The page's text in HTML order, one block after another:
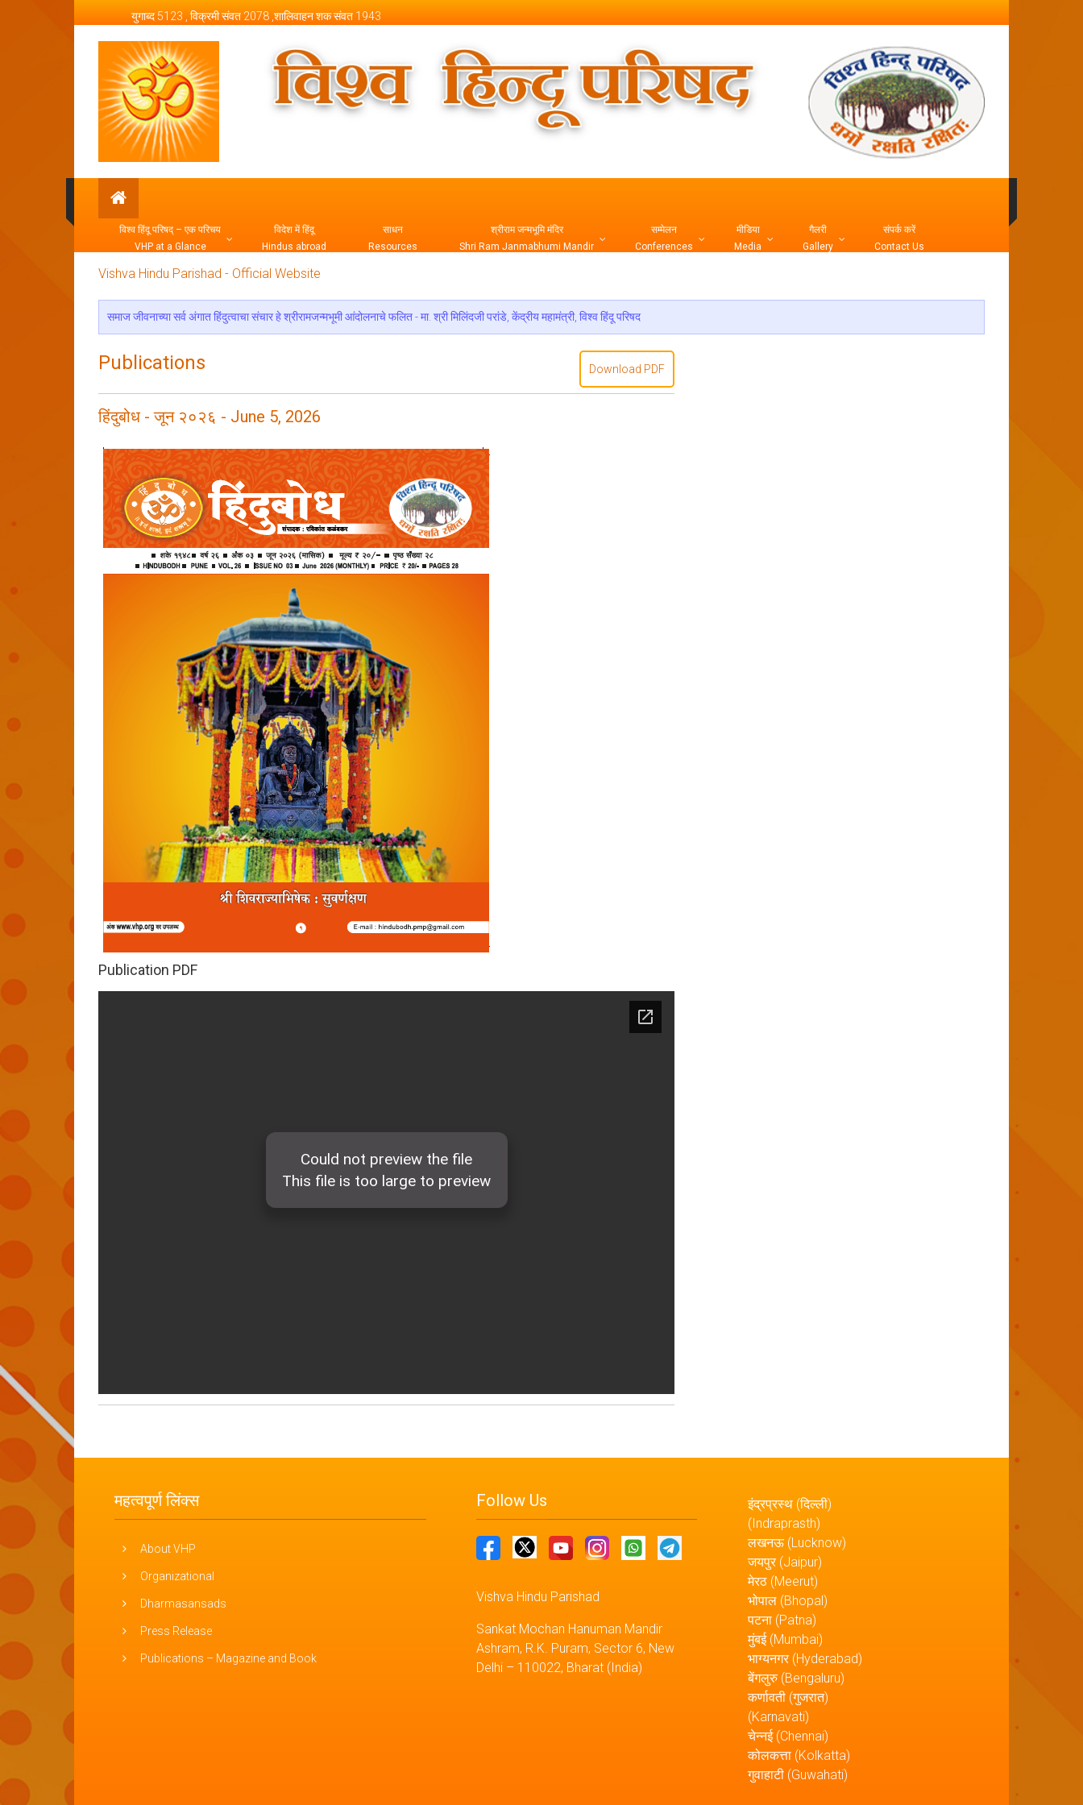
युगाब्द 5123 , विक्रमी संवत 2078 ,शालिवाहन शक संवत 1943
Vishva Hindu Parishad – Official Website
विश्व हिंदू परिषद् – एक परिचय
VHP at a Glance
विदेश में हिंदू
Hindus abroad
साधन
Resources
श्रीराम जन्मभूमि मंदिर
Shri Ram Janmabhumi Mandir
सम्मेलन
Conferences
मीडिया
Media
गैलरी
Gallery
संपर्क करें
Contact Us
Vishva Hindu Parishad - Official Website
समाज जीवनाच्या सर्व अंगात हिंदुत्वाचा संचार हे श्रीरामजन्मभूमी आंदोलनाचे फलित - मा. श्री मिलिंदजी परांडे, केंद्रीय महामंत्री, विश्व हिंदू परिषद
Publications Download PDF
हिंदुबोध - जून २०२६ - June 5, 2026
Publication PDF
महत्वपूर्ण लिंक्स
About VHP
Organizational
Dharmasansads
Press Release
Publications – Magazine and Book
Follow Us
Vishva Hindu Parishad
Sankat Mochan Hanuman Mandir
Ashram, R.K. Puram, Sector 6, New
Delhi – 110022, Bharat (India)
इंद्रप्रस्थ (दिल्ली)
(Indraprasth)
लखनऊ (Lucknow)
जयपुर (Jaipur)
मेरठ (Meerut)
भोपाल (Bhopal)
पटना (Patna)
मुंबई (Mumbai)
भाग्यनगर (Hyderabad)
बेंगलुरु (Bengaluru)
कर्णावती (गुजरात)
(Karnavati)
चेन्नई (Chennai)
कोलकत्ता (Kolkatta)
गुवाहाटी (Guwahati)